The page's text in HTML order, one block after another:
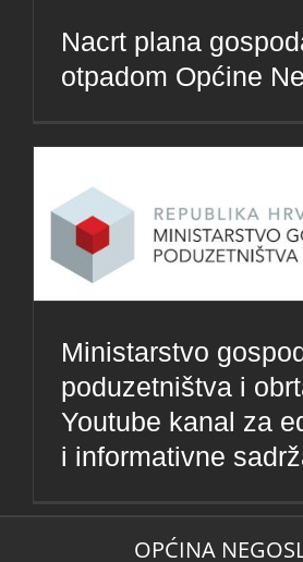
Nacrt plana
otpadom Općine
Ministarstvo
poduzetništva i
Youtube kanal za
i informativne
OPĆINA